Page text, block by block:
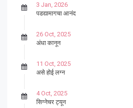
3 Jan, 2026
पडद्यामागचा आनंद
26 Oct, 2025
अंधा कानून
11 Oct, 2025
असे होई लग्न
4 Oct, 2025
सिग्नेचर ट्यून